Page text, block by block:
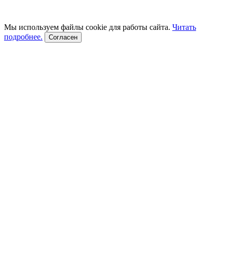
Мы используем файлы cookie для работы сайта. Читать
подробнее.
Согласен